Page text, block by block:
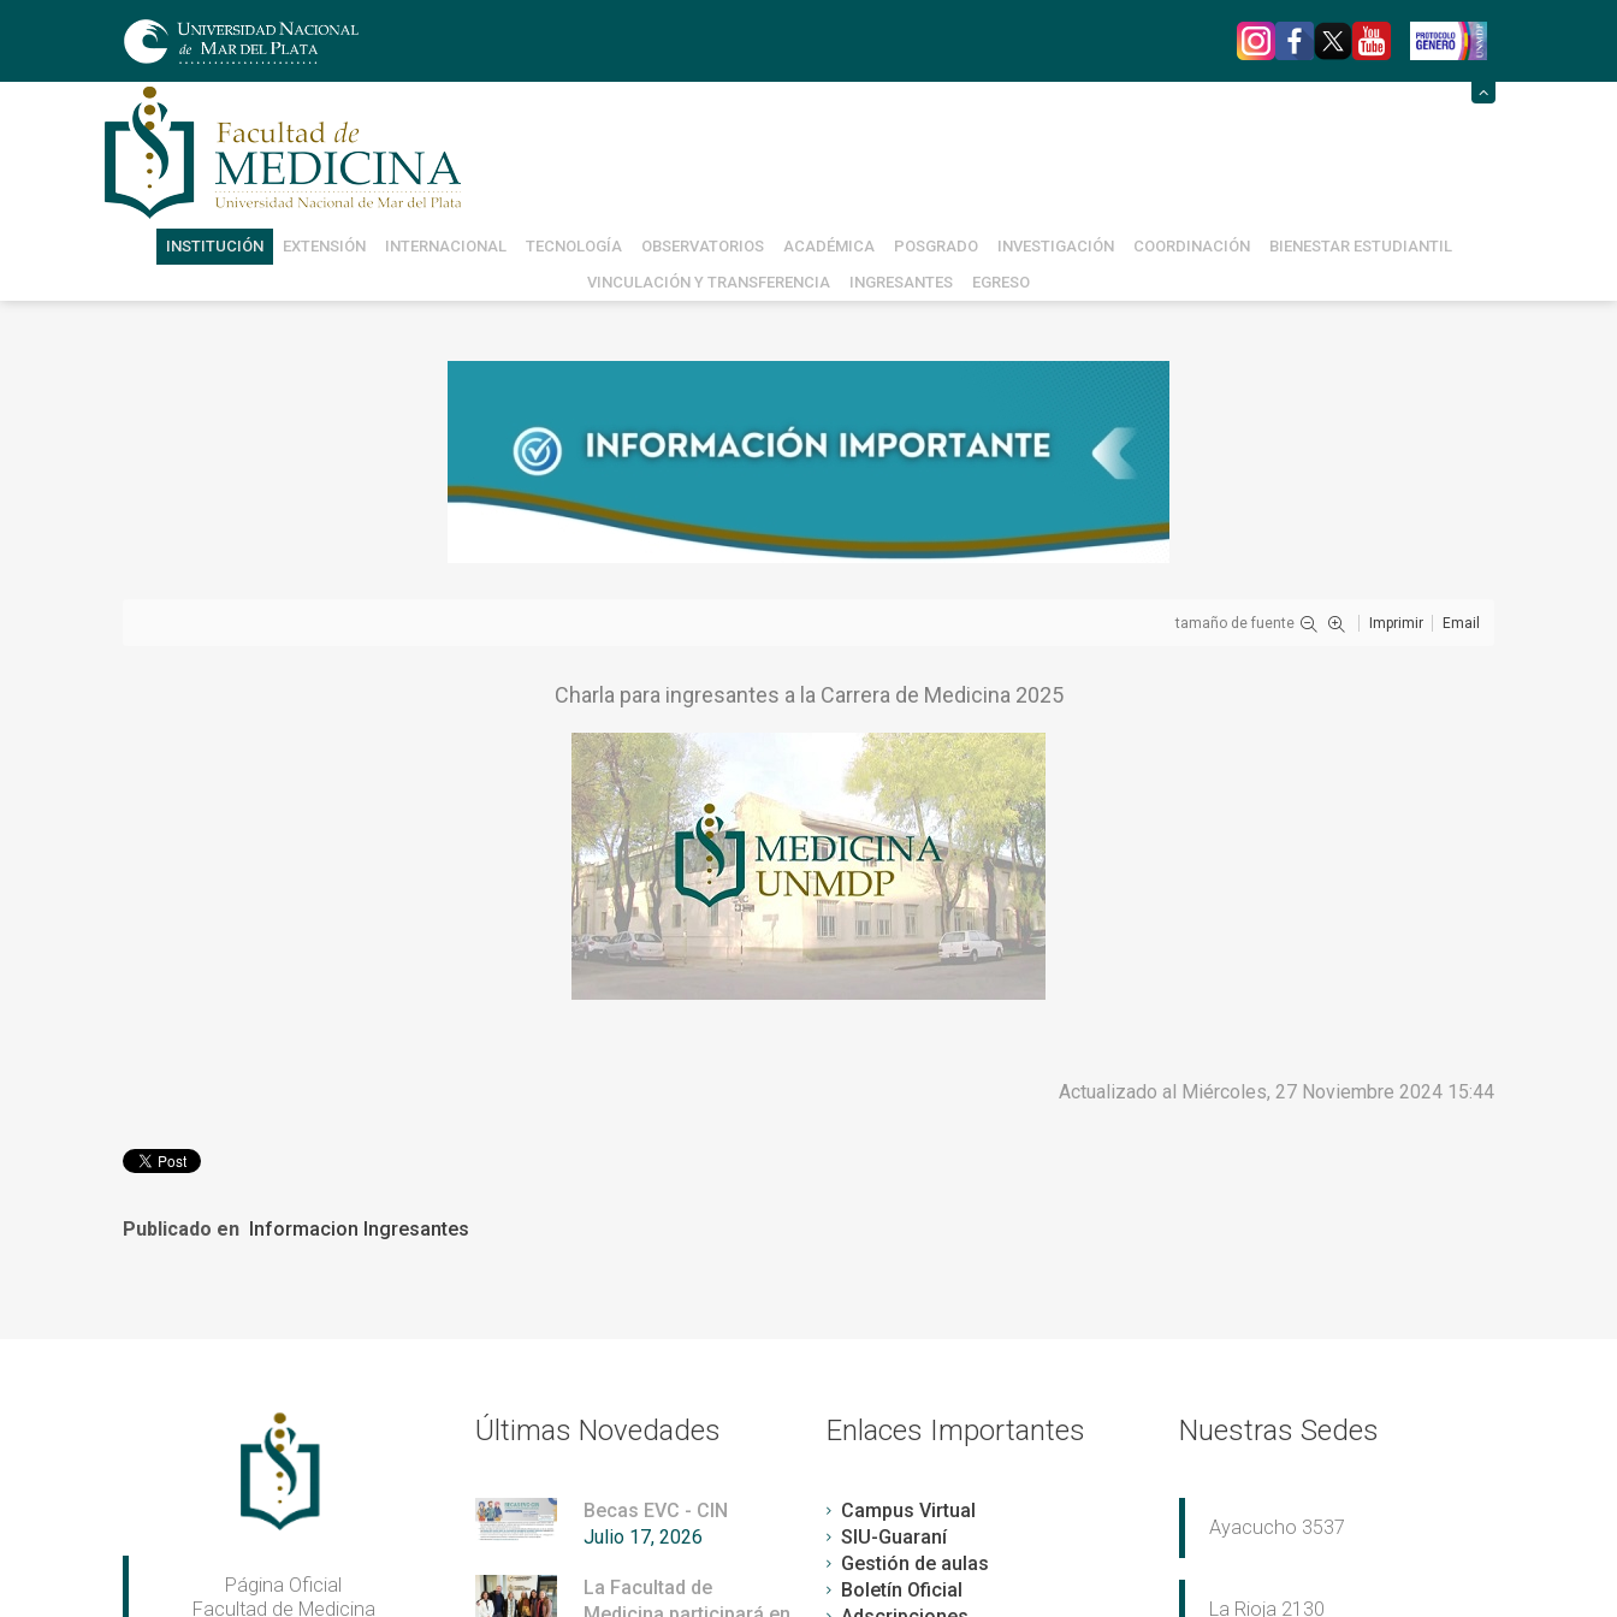
INSTITUCIÓN EXTENSIÓN INTERNACIONAL TECNOLOGÍA OBSERVATORIOS ACADÉMICA POSGRADO INVESTIGACIÓN COORDINACIÓN
BIENESTAR ESTUDIANTIL
VINCULACIÓN Y TRANSFERENCIA
INGRESANTES EGRESO
Charla para ingresantes
tamaño de fuente Imprimir Email
Charla para ingresantes a la Carrera de Medicina 2025
Actualizado al Miércoles, 27 Noviembre 2024 15:44
Publicado en Informacion Ingresantes
Página Oficial
Facultad de Medicina
Últimas Novedades
Becas EVC - CIN
Julio 17, 2026
La Facultad de
Enlaces Importantes
Campus Virtual
SIU-Guaraní
Gestión de aulas
Boletín Oficial
Nuestras Sedes
Ayacucho 3537
La Rioja 2130